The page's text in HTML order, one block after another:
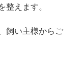
整えます。
飼い主様からご